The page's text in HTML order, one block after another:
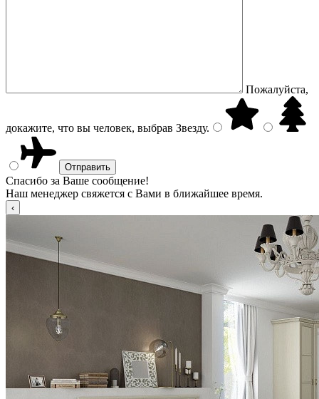
Пожалуйста,
докажите, что вы человек, выбрав Звезду.
Спасибо за Ваше сообщение!
Наш менеджер свяжется с Вами в ближайшее время.